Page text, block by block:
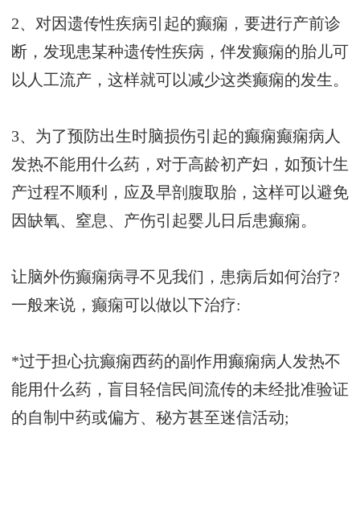
2、对因遗传性疾病引起的癫痫，要进行产前诊
断，发现患某种遗传性疾病，伴发癫痫的胎儿可
以人工流产，这样就可以减少这类癫痫的发生。
3、为了预防出生时脑损伤引起的癫痫癫痫病人
发热不能用什么药，对于高龄初产妇，如预计生
产过程不顺利，应及早剖腹取胎，这样可以避免
因缺氧、窒息、产伤引起婴儿日后患癫痫。
让脑外伤癫痫病寻不见我们，患病后如何治疗?
一般来说，癫痫可以做以下治疗:
*过于担心抗癫痫西药的副作用癫痫病人发热不
能用什么药，盲目轻信民间流传的未经批准验证
的自制中药或偏方、秘方甚至迷信活动;